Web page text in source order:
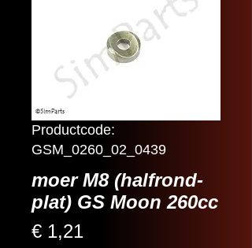
Productcode:
GSM_0260_02_0439
moer M8 (halfrond-
plat) GS Moon 260cc
€ 1,21